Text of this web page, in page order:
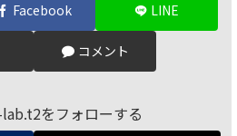
Facebook LINE
コメント
をフォローする